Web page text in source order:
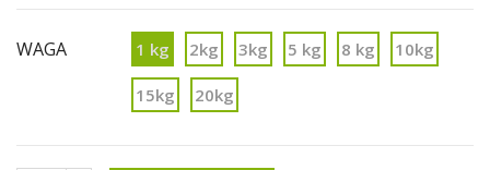
WAGA 1 kg 2kg 3kg 5 kg 8 kg 10kg
15kg 20kg